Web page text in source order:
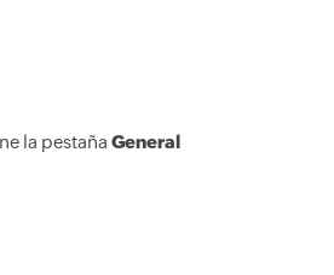
la pestaña General